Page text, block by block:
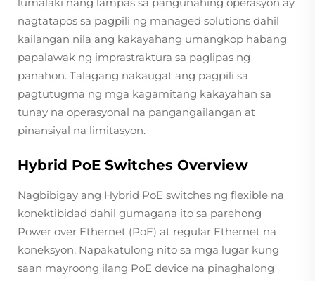
nagtatapos sa pagpili ng managed solutions dahil
kailangan nila ang kakayahang umangkop habang
papalawak ng imprastraktura sa paglipas ng
panahon. Talagang nakaugat ang pagpili sa
pagtutugma ng mga kagamitang kakayahan sa
tunay na operasyonal na pangangailangan at
pinansiyal na limitasyon.
Hybrid PoE Switches Overview
Nagbibigay ang Hybrid PoE switches ng flexible na
konektibidad dahil gumagana ito sa parehong
Power over Ethernet (PoE) at regular Ethernet na
koneksyon. Napakatulong nito sa mga lugar kung
saan mayroong ilang PoE device na pinaghalong